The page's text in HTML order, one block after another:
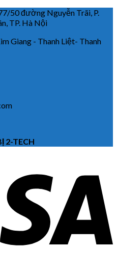
đường Nguyễn Trãi, P.
TP. Hà Nội
- Thanh Liệt- Thanh
2-TECH